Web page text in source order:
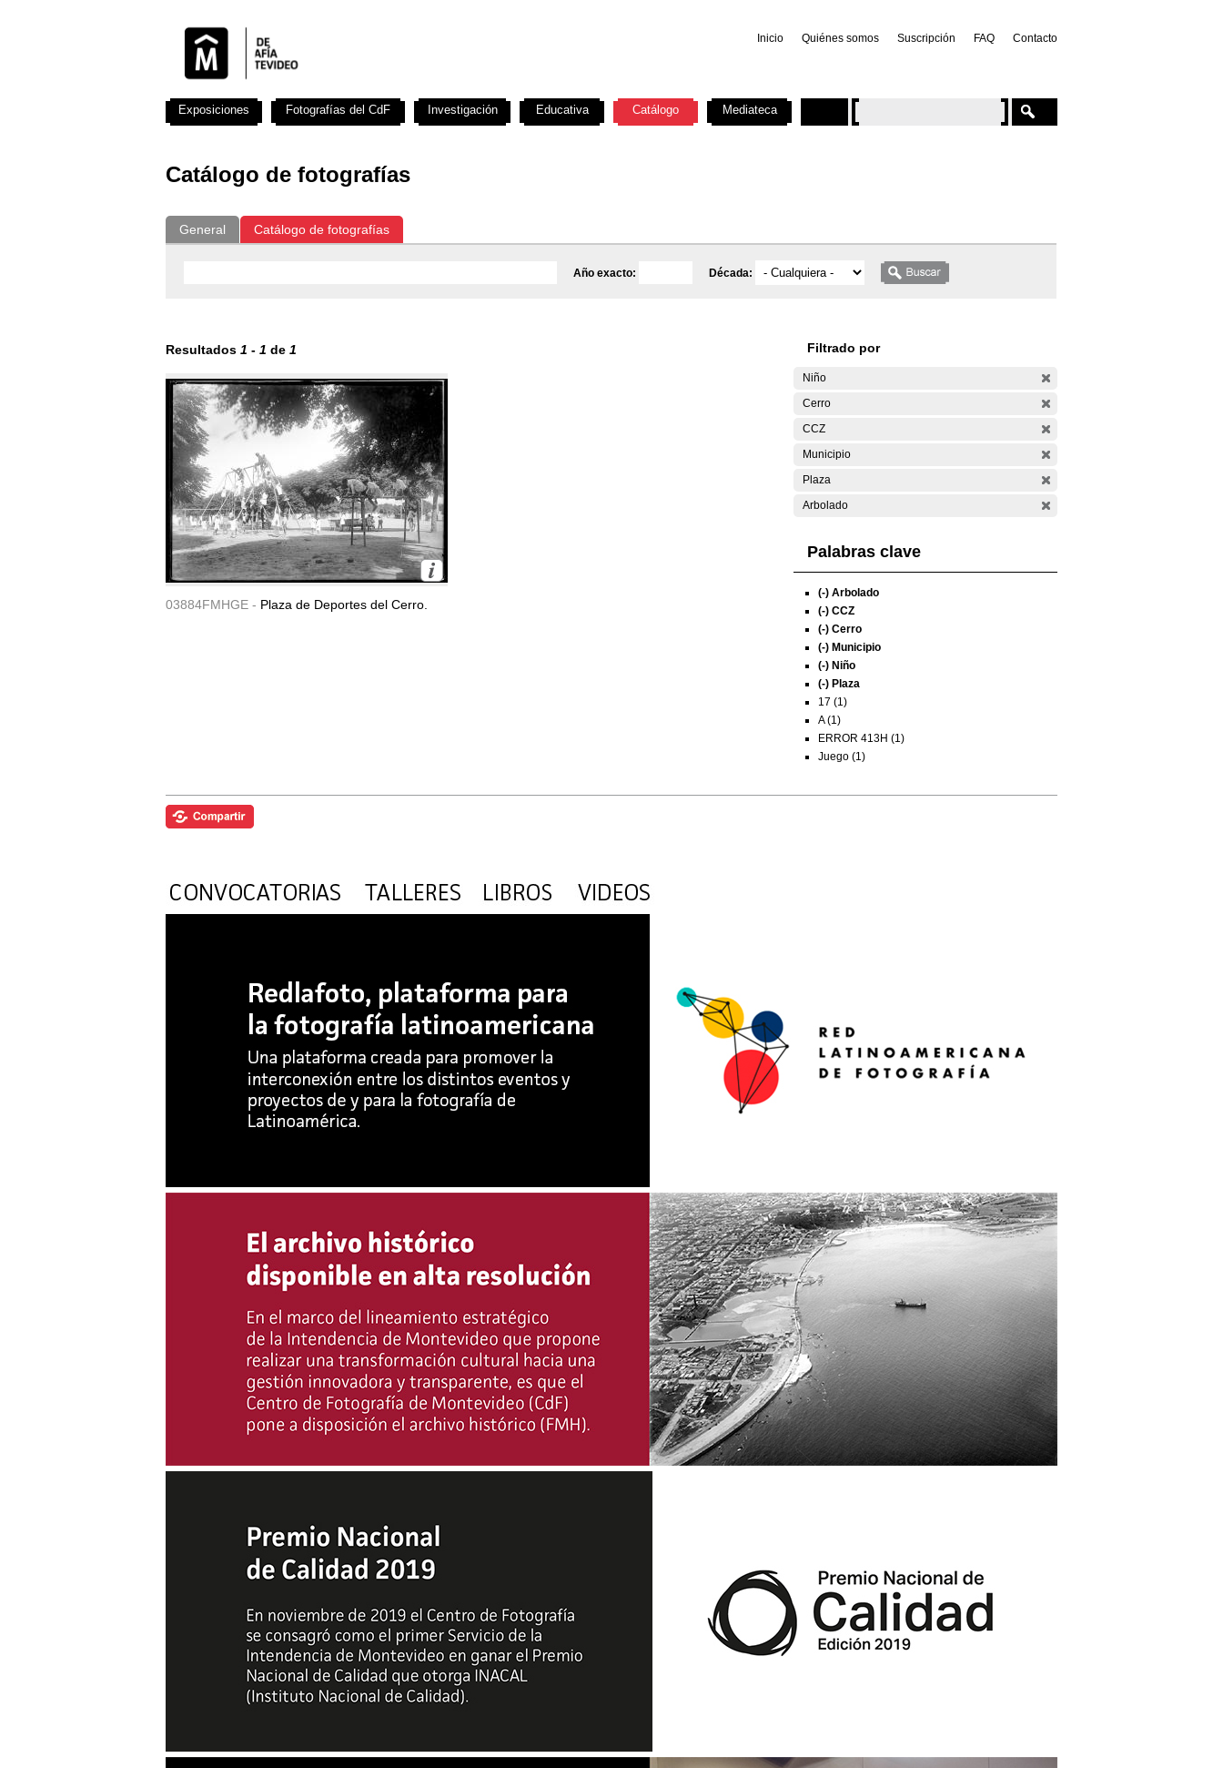
Inicio Quiénes somos Suscripción FAQ Contacto
Catálogo de fotografías
General Catálogo de fotografías
Año exacto: Década:
Resultados 1 - 1 de 1
03884FMHGE - Plaza de Deportes del Cerro.
Filtrado por
Niño
Cerro
CCZ
Municipio
Plaza
Arbolado
Palabras clave
(-) Arbolado
(-) CCZ
(-) Cerro
(-) Municipio
(-) Niño
(-) Plaza
17 (1)
A (1)
ERROR 413H (1)
Juego (1)
Exposiciones Fotografías del CdF Investigación Educativa Catálogo Mediateca